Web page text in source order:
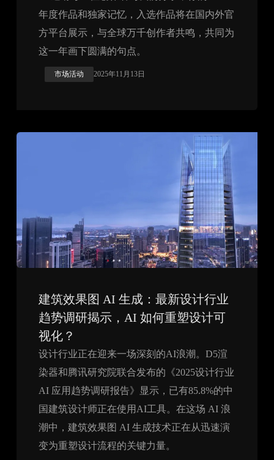
年度作品和独家记忆，入选作品将在国内外官
方平台展示，与全球万千创作者共鸣，共同为
这一年画下圆满的句点。
市场活动 2025年11月13日
建筑效果图 AI 生成：最新设计行业
趋势调研揭示，AI 如何重塑设计可
视化？
设计行业正在迎来一场深刻的AI浪潮。D5渲
染器和腾讯研究院联合发布的《2025设计行业
AI 应用趋势调研报告》显示，已有85.8%的中
国建筑设计师正在使用AI工具。在这场 AI 浪
潮中，建筑效果图 AI 生成技术正在从迅速演
变为重塑设计流程的关键力量。